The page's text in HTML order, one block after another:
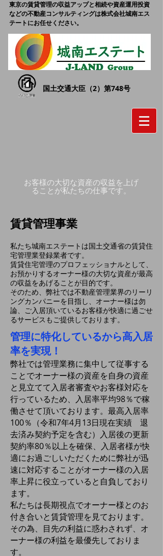
東京の賃貸管理の収益アップと相続や資産運用投資
などの不動産コンサルティングは株式会社城南エス
テートにお任せください。
国土交通大臣（2）第748号
お客様の大切な資産の収益を上げ
ることが私たちの仕事です。
賃貸管理事業
私たち城南エステートは国土交通省の賃貸住
宅管理業登録業者です。
賃貸住宅管理のプロフェッショナルとして、
お預かりするオーナー様の大切な資産が最高
の収益をあげることが目的です。
そのため、弊社では不動産管理業界のリーリ
ングカンパニーを目指し、オーナー様は勿
論、ご入居頂いているお客様が快適に過ごせ
るサービスもご提供しております。
管理に特化しているから高入居
率を実現！
弊社では管理業務に集中して従事する
ことでオーナー様の資産を自身の資産
と見立てて入居者審査やお客様対応を
行っているため、入居率平均98％で稼
働させて頂いております。最高入居率
100％（令和7年4月13日現在実績 退
去済み契約予定を含む）入居後の更新
契約率80％以上を確保、入居者様が快
適にお過ごしいただくために弊社が迅
速に対応することがオーナー様の入居
率上昇に役立っていると自負しており
ます。
​私たちは長期視点でオーナー様とのお
付き合いと賃貸管理を見ております。
その為、目先の利益に惑わされず、オ
ーナー様の利益を最優先しておりま
す。